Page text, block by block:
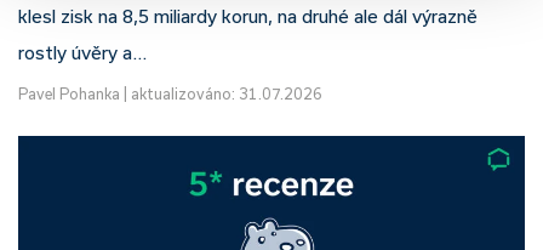
klesl zisk na 8,5 miliardy korun, na druhé ale dál výrazně
rostly úvěry a…
Pavel Pohanka aktualizováno: 31.07.2026